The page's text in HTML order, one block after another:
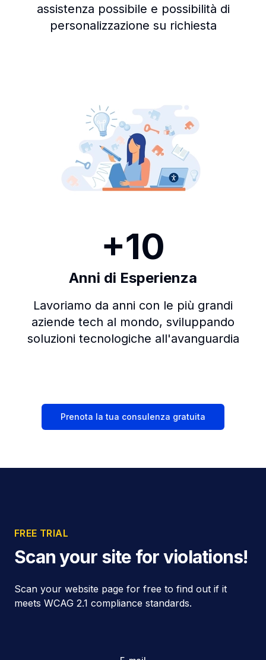
assistenza possibile e possibilità di
personalizzazione su richiesta
+10
Anni di Esperienza
Lavoriamo da anni con le più grandi
aziende tech al mondo, sviluppando
soluzioni tecnologiche all'avanguardia
Prenota la tua consulenza gratuita
FREE TRIAL
Scan your site for violations!
Scan your website page for free to find out if it
meets WCAG 2.1 compliance standards.